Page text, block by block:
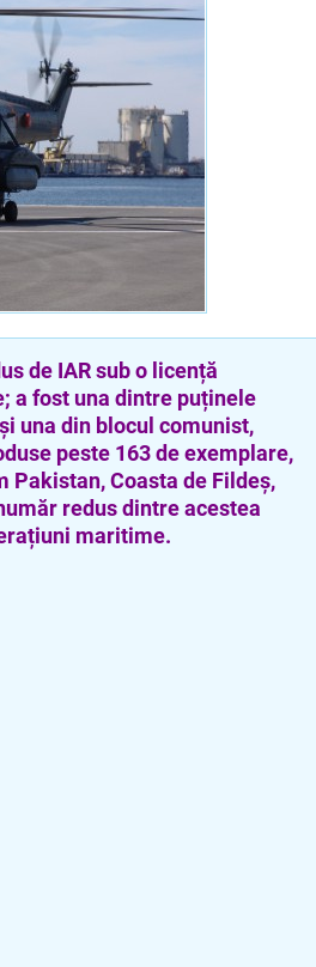
de IAR sub o licență
a fost una dintre puținele
una din blocul comunist,
peste 163 de exemplare,
Coasta de Fildeș,
redus dintre acestea
maritime.